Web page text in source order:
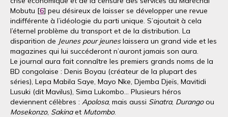
Mobutu [6] peu désireux de laisser se développer une revue
indifférente à l’idéologie du parti unique. S’ajoutait à cela
l’éternel problème du transport et de la distribution. La
disparition de Jeunes pour jeuneslaissera un grand vide et les
magazines qui lui succéderont n’auront jamais son aura.
Le journal aura fait connaître les premiers grands noms de la
BD congolaise : Denis Boyau (créateur de la plupart des
séries), Lepa Mabila Saye, Mayo Nke, Djemba Djeïs, Mavitidi
Lusuki (dit Mavilus), Sima Lukombo... Plusieurs héros
deviennent célèbres : Apolosa, mais aussi Sinatra, Durangoou
Mosekonzo, Sakinaet Mutombo.